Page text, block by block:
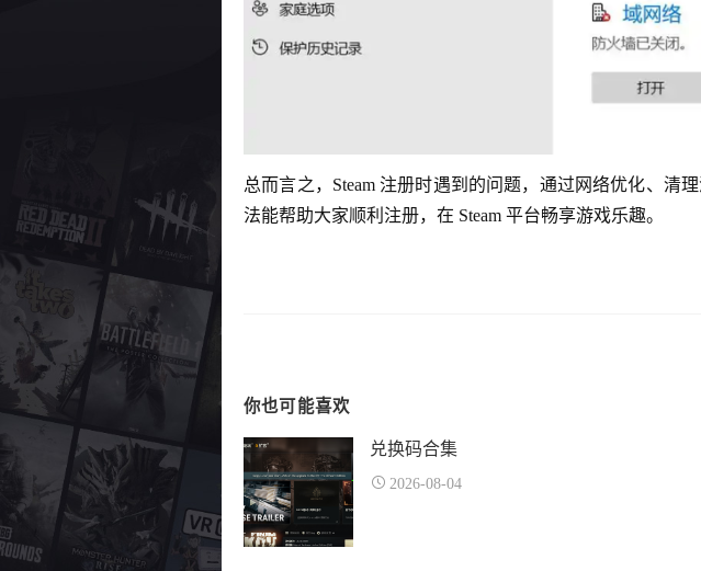
总而言之，Steam 注册时遇到的问题，通过网络优化、清
法能帮助大家顺利注册，在 Steam 平台畅享游戏乐趣。
你也可能喜欢
兑换码合集
2026-08-04